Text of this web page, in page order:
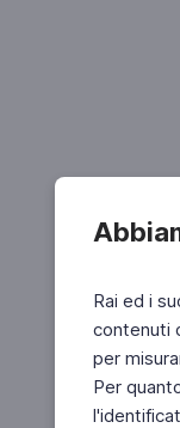
Rai ed i
contenuti
per
Per